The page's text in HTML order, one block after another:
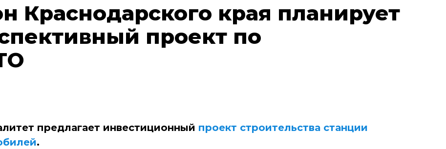
Краснодарского края планирует
проект по
предлагает инвестиционный проект строительства станции
.